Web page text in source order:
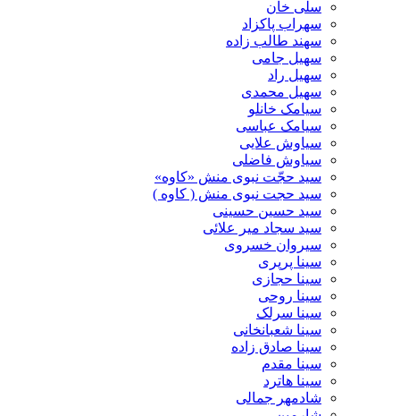
سلی خان
سهراب پاکزاد
سهند طالب زاده
سهیل جامی
سهیل راد
سهیل محمدی
سیامک خانلو
سیامک عباسی
سیاوش علایی
سیاوش فاضلی
سید حجّت نبوی منش «کاوه»
سید حجت نبوی منش ( کاوه )
سید حسین حسینى
سید سجاد میر علائی
سیروان خسروی
سینا پرپری
سینا حجازی
سینا روحی
سینا سرلک
سینا شعبانخانی
سینا صادق زاده
سینا مقدم
سینا هاترد
شادمهر جمالی